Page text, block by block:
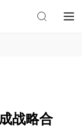
战略合